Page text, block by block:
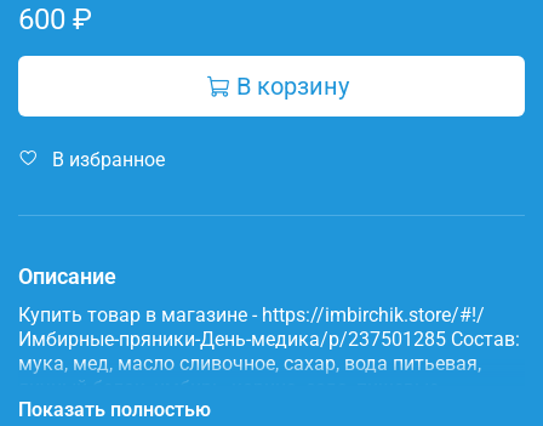
600 ₽
В корзину
В избранное
Описание
Купить товар в магазине - https://imbirchik.store/#!/
Имбирные-пряники-День-медика/p/237501285 Состав:
мука, мед, масло сливочное, сахар, вода питьевая,
яичный белок, имбирь, корица, сода, пищевые
красители.
Показать полностью